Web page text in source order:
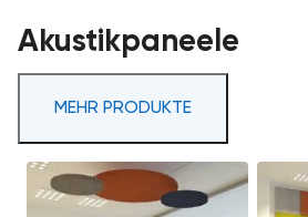
Akustikpaneele
MEHR PRODUKTE